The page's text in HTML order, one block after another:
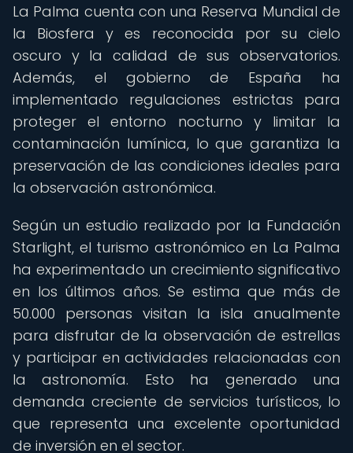
La Palma cuenta con una Reserva Mundial de
la Biosfera y es reconocida por su cielo
oscuro y la calidad de sus observatorios.
Además, el gobierno de España ha
implementado regulaciones estrictas para
proteger el entorno nocturno y limitar la
contaminación lumínica, lo que garantiza la
preservación de las condiciones ideales para
la observación astronómica.
Según un estudio realizado por la Fundación
Starlight, el turismo astronómico en La Palma
ha experimentado un crecimiento significativo
en los últimos años. Se estima que más de
50.000 personas visitan la isla anualmente
para disfrutar de la observación de estrellas
y participar en actividades relacionadas con
la astronomía. Esto ha generado una
demanda creciente de servicios turísticos, lo
que representa una excelente oportunidad
de inversión en el sector.